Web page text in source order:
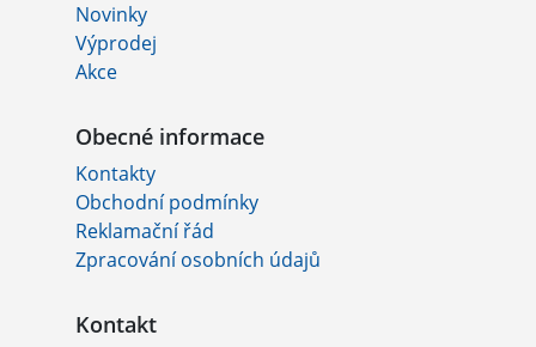
Novinky
Výprodej
Akce
Obecné informace
Kontakty
Obchodní podmínky
Reklamační řád
Zpracování osobních údajů
Kontakt